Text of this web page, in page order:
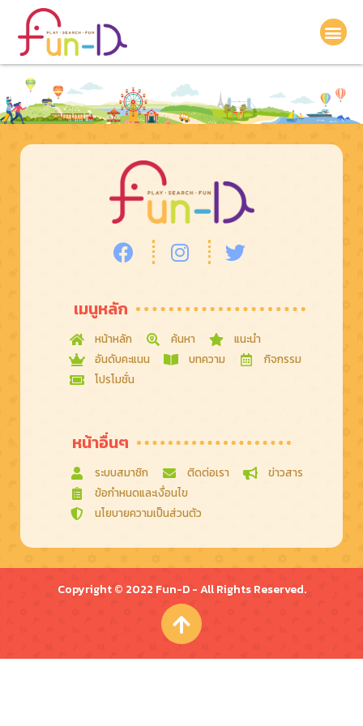
เมนูหลัก
หน้าหลัก ค้นหา
แนะนำ
อันดับคะแนน
บทความ
กิจกรรม
โปรโมชั่น
หน้าอื่นๆ
ระบบสมาชิก ติดต่อเรา
ข่าวสาร
ข้อกําหนดและเงื่อนไข
นโยบายความเป็นส่วนตัว
Copyright © 2022 Fun-D - All Rights Reserved.